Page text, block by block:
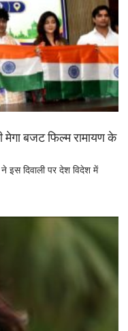
मेगा बजट फिल्म रामायण के
इस दिवाली पर देश विदेश में